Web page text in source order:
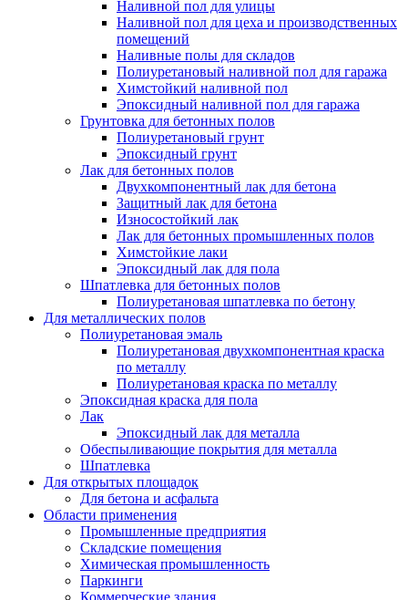
Наливной пол для улицы
Наливной пол для цеха и производственных
помещений
Наливные полы для складов
Полиуретановый наливной пол для гаража
Химстойкий наливной пол
Эпоксидный наливной пол для гаража
Грунтовка для бетонных полов
Полиуретановый грунт
Эпоксидный грунт
Лак для бетонных полов
Двухкомпонентный лак для бетона
Защитный лак для бетона
Износостойкий лак
Лак для бетонных промышленных полов
Химстойкие лаки
Эпоксидный лак для пола
Шпатлевка для бетонных полов
Полиуретановая шпатлевка по бетону
Для металлических полов
Полиуретановая эмаль
Полиуретановая двухкомпонентная краска
по металлу
Полиуретановая краска по металлу
Эпоксидная краска для пола
Лак
Эпоксидный лак для металла
Обеспыливающие покрытия для металла
Шпатлевка
Для открытых площадок
Для бетона и асфальта
Области применения
Промышленные предприятия
Складские помещения
Химическая промышленность
Паркинги
Коммерческие здания